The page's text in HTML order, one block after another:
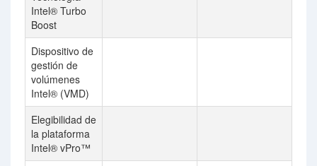
Intel® Turbo
Boost
Dispositivo de
gestión de
volúmenes
Intel® (VMD)
Elegibilidad de
la plataforma
Intel® vPro™